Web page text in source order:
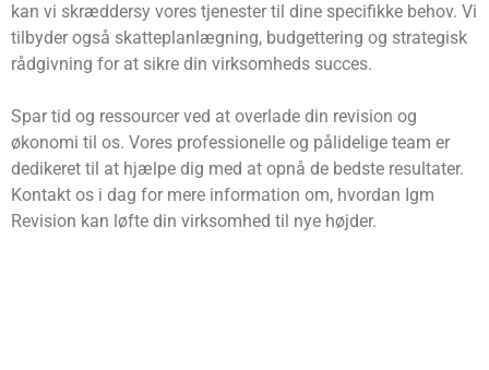
kan vi skræddersy vores tjenester til dine specifikke behov. Vi
tilbyder også skatteplanlægning, budgettering og strategisk
rådgivning for at sikre din virksomheds succes.
Spar tid og ressourcer ved at overlade din revision og
økonomi til os. Vores professionelle og pålidelige team er
dedikeret til at hjælpe dig med at opnå de bedste resultater.
Kontakt os i dag for mere information om, hvordan Igm
Revision kan løfte din virksomhed til nye højder.